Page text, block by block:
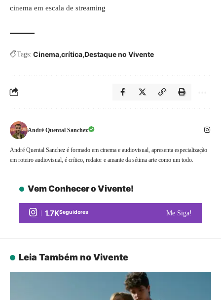
cinema em escala de streaming
Tags: Cinema crítica Destaque no Vivente
André Quental Sanchez
André Quental Sanchez é formado em cinema e audiovisual, apresenta especialização
em roteiro audiovisual, é crítico, redator e amante da sétima arte como um todo.
Vem Conhecer o Vivente!
1.7KSeguidores Me Siga!
Leia Também no Vivente